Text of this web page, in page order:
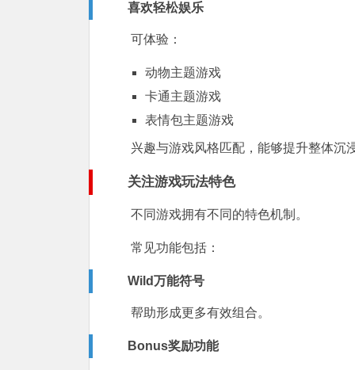
喜欢轻松娱乐
可体验：
动物主题游戏
卡通主题游戏
表情包主题游戏
兴趣与游戏风格匹配，能够提升整体沉
关注游戏玩法特色
不同游戏拥有不同的特色机制。
常见功能包括：
Wild万能符号
帮助形成更多有效组合。
Bonus奖励功能